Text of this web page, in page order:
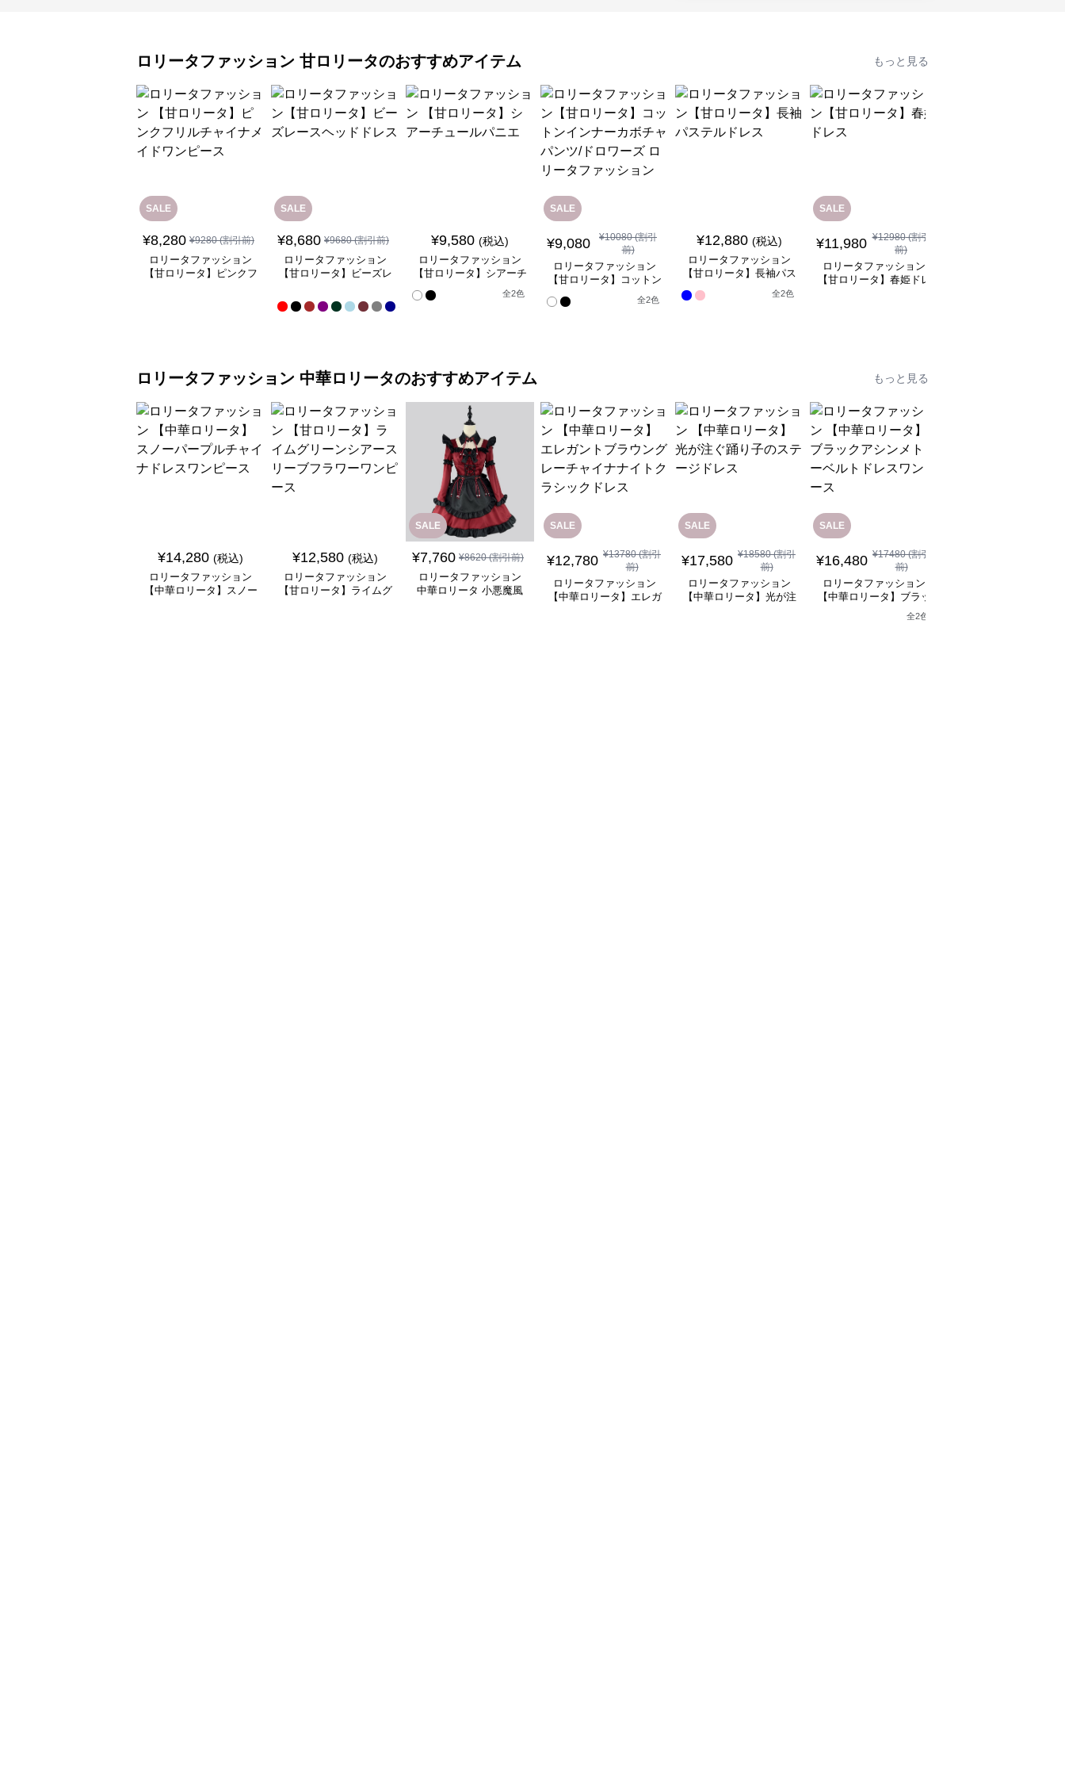
ロリータファッション 甘ロリータのおすすめアイテム もっと見る
SALE
¥8,280 ¥9280(割引前)
ロリータファッション
【甘ロリータ】ピンクフ
SALE
¥8,680 ¥9680(割引前)
ロリータファッション
【甘ロリータ】ビーズレ
¥9,580 (税込)
ロリータファッション
【甘ロリータ】シアーチ
全2色
SALE
¥9,080 ¥10080(割引
前)
ロリータファッション
【甘ロリータ】コットン
インナーカボチャパン
ツ/ドロワーズ ロリータ
全2色
¥12,880 (税込)
ロリータファッション
【甘ロリータ】長袖パス
全2色
SALE
¥11,980 ¥12980(割引
前)
ロリータファッション
【甘ロリータ】春姫ドレ
ロリータファッション 中華ロリータのおすすめアイテム もっと見る
¥14,280 (税込)
ロリータファッション
【中華ロリータ】スノー
¥12,580 (税込)
ロリータファッション
【甘ロリータ】ライムグ
SALE
¥7,760 ¥8620(割引前)
ロリータファッション
中華ロリータ 小悪魔風
SALE
¥12,780 ¥13780(割引
前)
ロリータファッション
【中華ロリータ】エレガ
SALE
¥17,580 ¥18580(割引
前)
ロリータファッション
【中華ロリータ】光が注
SALE
¥16,480 ¥17480(割引
前)
ロリータファッション
【中華ロリータ】ブラッ
クアシンメトリーベルト
ドレスワンピース
全2色